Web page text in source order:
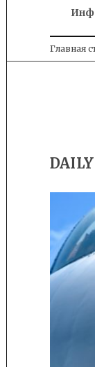
Главная